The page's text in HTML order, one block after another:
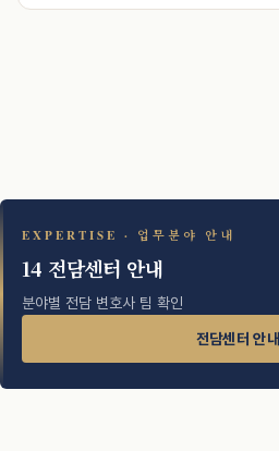
EXPERTISE · 업무분야 안내
14 전담센터 안내
분야별 전담 변호사 팀 확인
전담센터 안내